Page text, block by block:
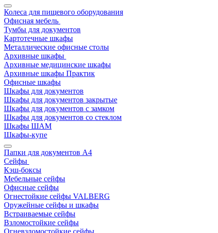
Колеса для пищевого оборудования
Офисная мебель
Тумбы для документов
Картотечные шкафы
Металлические офисные столы
Архивные шкафы
Архивные медицинские шкафы
Архивные шкафы Практик
Офисные шкафы
Шкафы для документов
Шкафы для документов закрытые
Шкафы для документов с замком
Шкафы для документов со стеклом
Шкафы ШАМ
Шкафы-купе
Папки для документов A4
Сейфы
Кэш-боксы
Мебельные сейфы
Офисные сейфы
Огнестойкие сейфы VALBERG
Оружейные сейфы и шкафы
Встраиваемые сейфы
Взломостойкие сейфы
Огневзломостойкие сейфы